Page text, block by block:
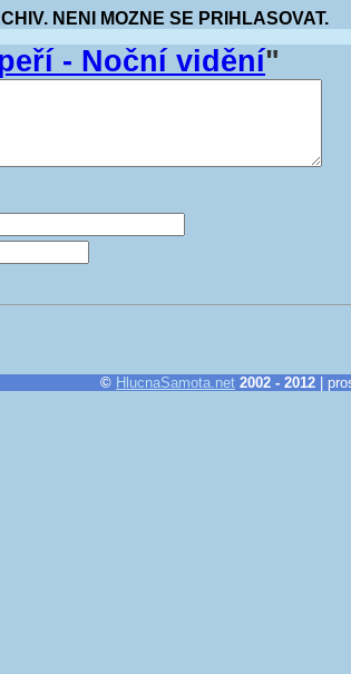
NENI MOZNE SE PRIHLASOVAT.
- Noční vidění"
© HlucnaSamota.net 2002 - 2012 |